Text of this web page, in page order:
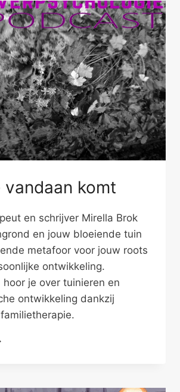
vandaan komt
en schrijver Mirella Brok
en jouw bloeiende tuin
metafoor voor jouw roots
ontwikkeling.
je over tuinieren en
ontwikkeling dankzij